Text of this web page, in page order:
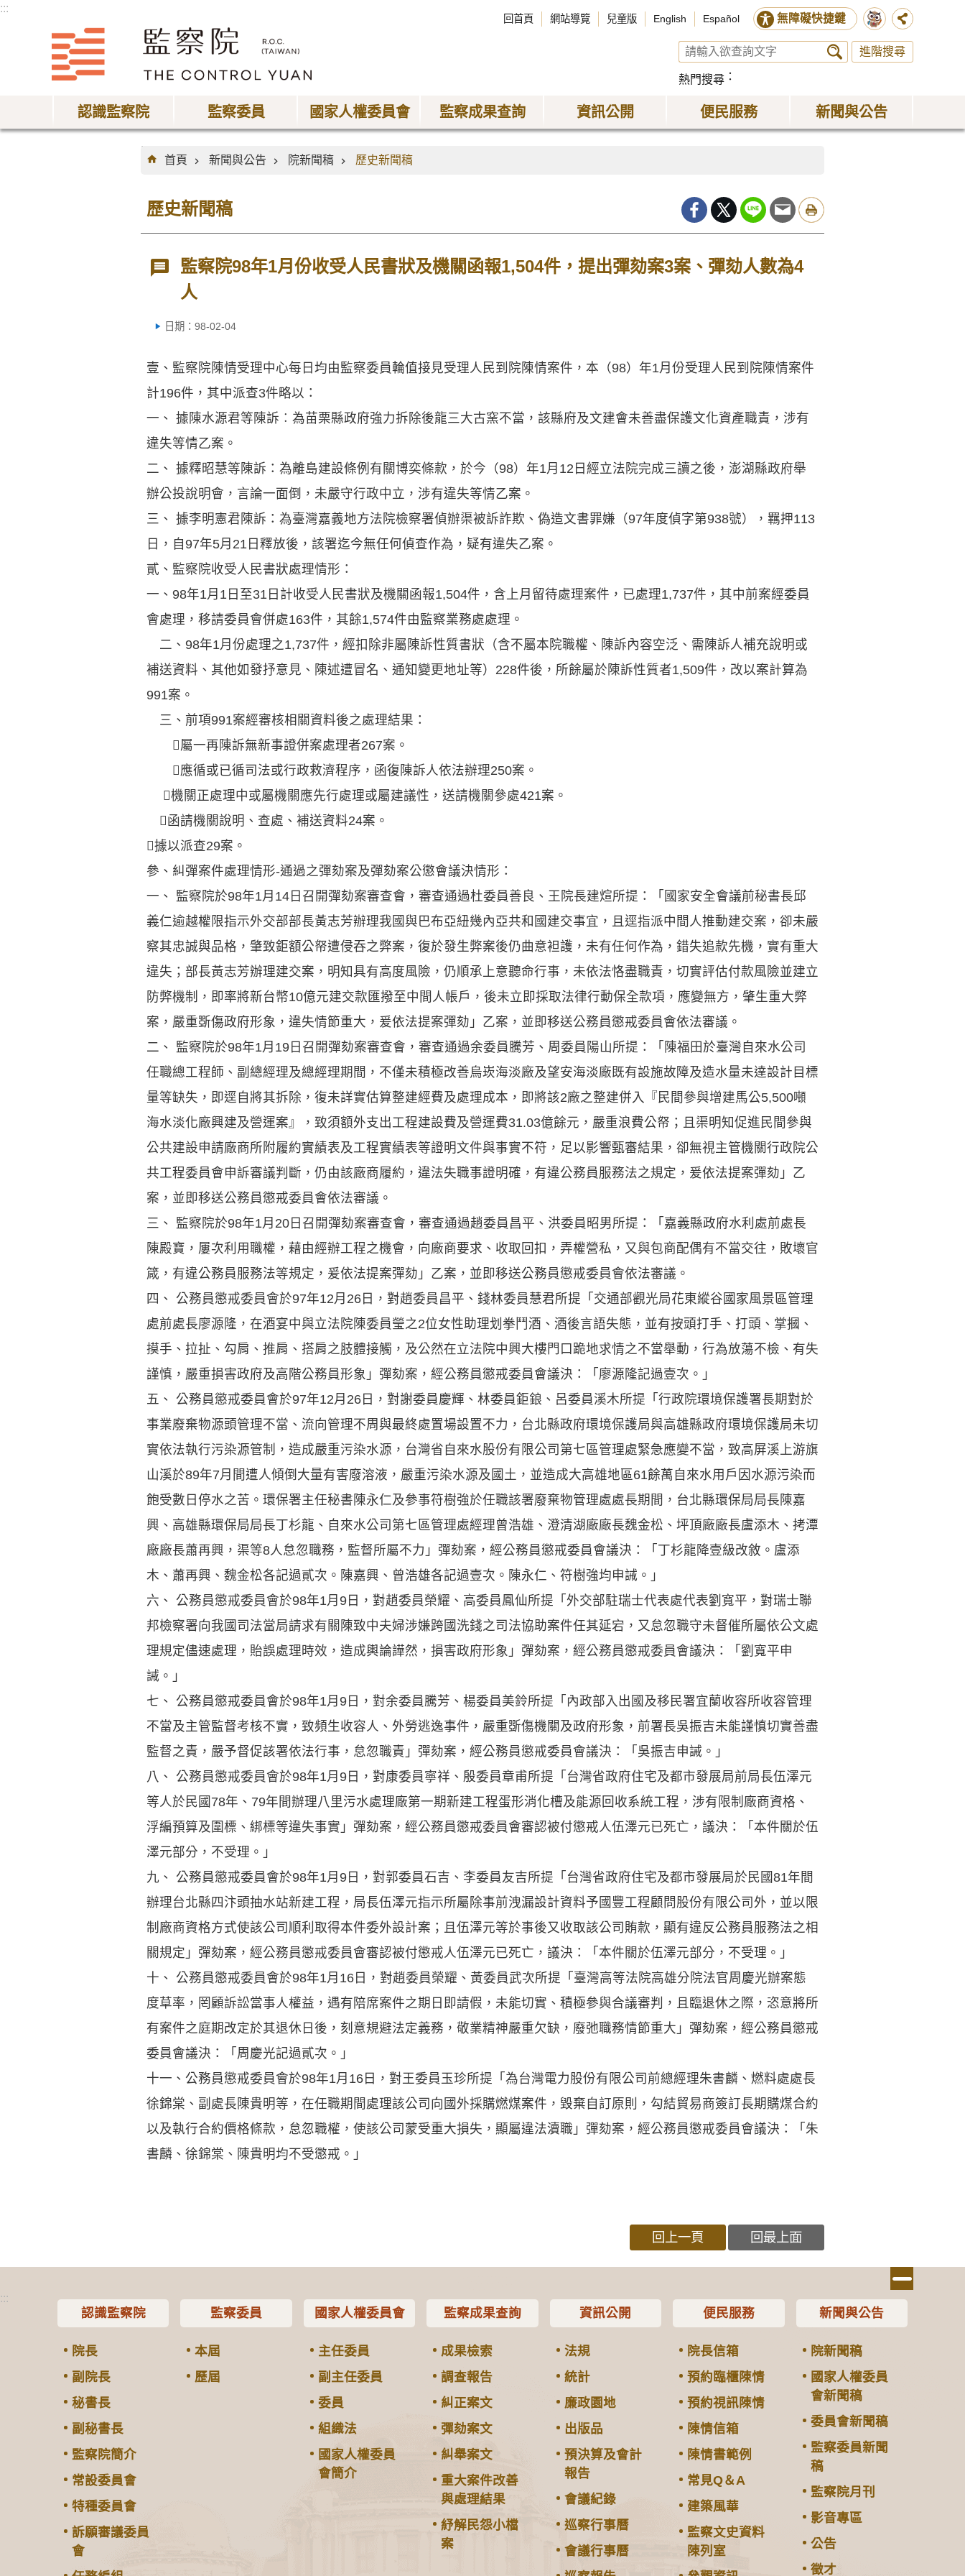
:::
回首頁 網站導覽 兒童版 English Español 無障礙快捷鍵
進階搜尋
熱門搜尋
認識監察院 監察委員 國家人權委員會 監察成果查詢 資訊公開 便民服務 新聞與公告
:::
首頁
新聞與公告 院新聞稿 歷史新聞稿
歷史新聞稿
監察院98年1月份收受人民書狀及機關函報1,504件，提出彈劾案3案、彈劾人數為4
人
日期：98-02-04
壹、監察院陳情受理中心每日均由監察委員輪值接見受理人民到院陳情案件，本（98）年1月份受理人民到院陳情案件
計196件，其中派查3件略以：
一、 據陳水源君等陳訴︰為苗栗縣政府強力拆除後龍三大古窯不當，該縣府及文建會未善盡保護文化資產職責，涉有
違失等情乙案。
二、 據釋昭慧等陳訴：為離島建設條例有關博奕條款，於今（98）年1月12日經立法院完成三讀之後，澎湖縣政府舉
辦公投說明會，言論一面倒，未嚴守行政中立，涉有違失等情乙案。
三、 據李明憲君陳訴：為臺灣嘉義地方法院檢察署偵辦渠被訴詐欺、偽造文書罪嫌（97年度偵字第938號），羈押113
日，自97年5月21日釋放後，該署迄今無任何偵查作為，疑有違失乙案。
貳、監察院收受人民書狀處理情形：
一、98年1月1日至31日計收受人民書狀及機關函報1,504件，含上月留待處理案件，已處理1,737件，其中前案經委員
會處理，移請委員會併處163件，其餘1,574件由監察業務處處理。
二、98年1月份處理之1,737件，經扣除非屬陳訴性質書狀（含不屬本院職權、陳訴內容空泛、需陳訴人補充說明或
補送資料、其他如發抒意見、陳述遭冒名、通知變更地址等）228件後，所餘屬於陳訴性質者1,509件，改以案計算為
991案。
三、前項991案經審核相關資料後之處理結果：
屬一再陳訴無新事證併案處理者267案。
應循或已循司法或行政救濟程序，函復陳訴人依法辦理250案。
機關正處理中或屬機關應先行處理或屬建議性，送請機關參處421案。
函請機關說明、查處、補送資料24案。
據以派查29案。
參、糾彈案件處理情形-通過之彈劾案及彈劾案公懲會議決情形：
一、 監察院於98年1月14日召開彈劾案審查會，審查通過杜委員善良、王院長建煊所提：「國家安全會議前秘書長邱
義仁逾越權限指示外交部部長黃志芳辦理我國與巴布亞紐幾內亞共和國建交事宜，且逕指派中間人推動建交案，卻未嚴
察其忠誠與品格，肇致鉅額公帑遭侵吞之弊案，復於發生弊案後仍曲意袒護，未有任何作為，錯失追款先機，實有重大
違失；部長黃志芳辦理建交案，明知具有高度風險，仍順承上意聽命行事，未依法恪盡職責，切實評估付款風險並建立
防弊機制，即率將新台幣10億元建交款匯撥至中間人帳戶，後未立即採取法律行動保全款項，應變無方，肇生重大弊
案，嚴重斲傷政府形象，違失情節重大，爰依法提案彈劾」乙案，並即移送公務員懲戒委員會依法審議。
二、 監察院於98年1月19日召開彈劾案審查會，審查通過余委員騰芳、周委員陽山所提：「陳福田於臺灣自來水公司
任職總工程師、副總經理及總經理期間，不僅未積極改善烏崁海淡廠及望安海淡廠既有設施故障及造水量未達設計目標
量等缺失，即逕自將其拆除，復未詳實估算整建經費及處理成本，即將該2廠之整建併入『民間參與增建馬公5,500噸
海水淡化廠興建及營運案』，致須額外支出工程建設費及營運費31.03億餘元，嚴重浪費公帑；且渠明知促進民間參與
公共建設申請廠商所附履約實績表及工程實績表等證明文件與事實不符，足以影響甄審結果，卻無視主管機關行政院公
共工程委員會申訴審議判斷，仍由該廠商履約，違法失職事證明確，有違公務員服務法之規定，爰依法提案彈劾」乙
案，並即移送公務員懲戒委員會依法審議。
三、 監察院於98年1月20日召開彈劾案審查會，審查通過趙委員昌平、洪委員昭男所提：「嘉義縣政府水利處前處長
陳殿寶，屢次利用職權，藉由經辦工程之機會，向廠商要求、收取回扣，弄權營私，又與包商配偶有不當交往，敗壞官
箴，有違公務員服務法等規定，爰依法提案彈劾」乙案，並即移送公務員懲戒委員會依法審議。
四、 公務員懲戒委員會於97年12月26日，對趙委員昌平、錢林委員慧君所提「交通部觀光局花東縱谷國家風景區管理
處前處長廖源隆，在酒宴中與立法院陳委員瑩之2位女性助理划拳鬥酒、酒後言語失態，並有按頭打手、打頭、掌摑、
摸手、拉扯、勾肩、推肩、搭肩之肢體接觸，及公然在立法院中興大樓門口跪地求情之不當舉動，行為放蕩不檢、有失
謹慎，嚴重損害政府及高階公務員形象」彈劾案，經公務員懲戒委員會議決：「廖源隆記過壹次。」
五、 公務員懲戒委員會於97年12月26日，對謝委員慶輝、林委員鉅鋃、呂委員溪木所提「行政院環境保護署長期對於
事業廢棄物源頭管理不當、流向管理不周與最終處置場設置不力，台北縣政府環境保護局與高雄縣政府環境保護局未切
實依法執行污染源管制，造成嚴重污染水源，台灣省自來水股份有限公司第七區管理處緊急應變不當，致高屏溪上游旗
山溪於89年7月間遭人傾倒大量有害廢溶液，嚴重污染水源及國土，並造成大高雄地區61餘萬自來水用戶因水源污染而
飽受數日停水之苦。環保署主任秘書陳永仁及參事符樹強於任職該署廢棄物管理處處長期間，台北縣環保局局長陳嘉
興、高雄縣環保局局長丁杉龍、自來水公司第七區管理處經理曾浩雄、澄清湖廠廠長魏金松、坪頂廠廠長盧添木、拷潭
廠廠長蕭再興，渠等8人怠忽職務，監督所屬不力」彈劾案，經公務員懲戒委員會議決：「丁杉龍降壹級改敘。盧添
木、蕭再興、魏金松各記過貳次。陳嘉興、曾浩雄各記過壹次。陳永仁、符樹強均申誡。」
六、 公務員懲戒委員會於98年1月9日，對趙委員榮耀、高委員鳳仙所提「外交部駐瑞士代表處代表劉寬平，對瑞士聯
邦檢察署向我國司法當局請求有關陳致中夫婦涉嫌跨國洗錢之司法協助案件任其延宕，又怠忽職守未督催所屬依公文處
理規定儘速處理，貽誤處理時效，造成輿論譁然，損害政府形象」彈劾案，經公務員懲戒委員會議決：「劉寬平申
誡。」
七、 公務員懲戒委員會於98年1月9日，對余委員騰芳、楊委員美鈴所提「內政部入出國及移民署宜蘭收容所收容管理
不當及主管監督考核不實，致頻生收容人、外勞逃逸事件，嚴重斲傷機關及政府形象，前署長吳振吉未能謹慎切實善盡
監督之責，嚴予督促該署依法行事，怠忽職責」彈劾案，經公務員懲戒委員會議決：「吳振吉申誡。」
八、 公務員懲戒委員會於98年1月9日，對康委員寧祥、殷委員章甫所提「台灣省政府住宅及都市發展局前局長伍澤元
等人於民國78年、79年間辦理八里污水處理廠第一期新建工程蛋形消化槽及能源回收系統工程，涉有限制廠商資格、
浮編預算及圍標、綁標等違失事實」彈劾案，經公務員懲戒委員會審認被付懲戒人伍澤元已死亡，議決：「本件關於伍
澤元部分，不受理。」
九、 公務員懲戒委員會於98年1月9日，對郭委員石吉、李委員友吉所提「台灣省政府住宅及都市發展局於民國81年間
辦理台北縣四汴頭抽水站新建工程，局長伍澤元指示所屬除事前洩漏設計資料予國豐工程顧問股份有限公司外，並以限
制廠商資格方式使該公司順利取得本件委外設計案；且伍澤元等於事後又收取該公司賄款，顯有違反公務員服務法之相
關規定」彈劾案，經公務員懲戒委員會審認被付懲戒人伍澤元已死亡，議決：「本件關於伍澤元部分，不受理。」
十、 公務員懲戒委員會於98年1月16日，對趙委員榮耀、黃委員武次所提「臺灣高等法院高雄分院法官周慶光辦案態
度草率，罔顧訴訟當事人權益，遇有陪席案件之期日即請假，未能切實、積極參與合議審判，且臨退休之際，恣意將所
有案件之庭期改定於其退休日後，刻意規避法定義務，敬業精神嚴重欠缺，廢弛職務情節重大」彈劾案，經公務員懲戒
委員會議決：「周慶光記過貳次。」
十一、公務員懲戒委員會於98年1月16日，對王委員玉珍所提「為台灣電力股份有限公司前總經理朱書麟、燃料處處長
徐錦棠、副處長陳貴明等，在任職期間處理該公司向國外採購燃煤案件，毀棄自訂原則，勾結貿易商簽訂長期購煤合約
以及執行合約價格條款，怠忽職權，使該公司蒙受重大損失，顯屬違法瀆職」彈劾案，經公務員懲戒委員會議決：「朱
書麟、徐錦棠、陳貴明均不受懲戒。」
回上一頁 回最上面
:::
認識監察院
院長
副院長
秘書長
副秘書長
監察院簡介
常設委員會
特種委員會
訴願審議委員
會
監察委員
本屆
歷屆
國家人權委員會
主任委員
副主任委員
委員
組織法
國家人權委員
會簡介
監察成果查詢
成果檢索
調查報告
糾正案文
彈劾案文
糾舉案文
重大案件改善
與處理結果
紓解民怨小檔
案
資訊公開
法規
統計
廉政園地
出版品
預決算及會計
報告
會議紀錄
巡察行事曆
會議行事曆
便民服務
院長信箱
預約臨櫃陳情
預約視訊陳情
陳情信箱
陳情書範例
常見Q＆A
建築風華
監察文史資料
陳列室
新聞與公告
院新聞稿
國家人權委員
會新聞稿
委員會新聞稿
監察委員新聞
稿
監察院月刊
影音專區
公告
徵才